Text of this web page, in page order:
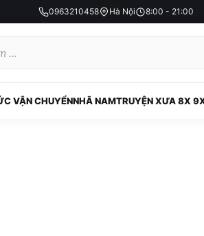
0963210458 Hà Nội 8:00 - 21:00
VẬN CHUYỂNNHÃ NAMTRUYỆN XƯA 8X